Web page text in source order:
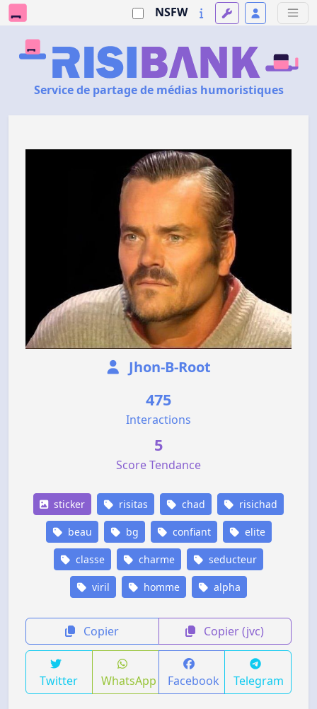
NSFW
Service de partage de médias humoristiques
Jhon-B-Root
475
Interactions
5
Score Tendance
sticker risitas chad risichad
beau bg confiant elite
classe charme seducteur
viril homme alpha
Copier Copier (jvc)
Twitter WhatsApp Facebook Telegram